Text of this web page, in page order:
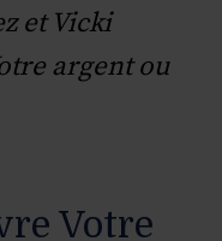
et Vicki
argent ou
Votre